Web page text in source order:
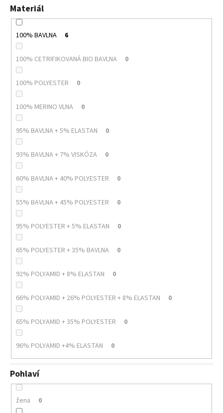
Materiál
100% BAVLNA 6
100% CETRIFIKOVANÁ BIO BAVLNA 0
100% POLYESTER 0
100% MERINO VLNA 0
95% BAVLNA + 5% ELASTAN 0
93% BAVLNA + 7% VISKÓZA 0
60% BAVLNA + 40% POLYESTER 0
55% BAVLNA + 45% POLYESTER 0
95% POLYESTER + 5% ELASTAN 0
65% POLYESTER + 35% BAVLNA 0
92% POLYAMID + 8% ELASTAN 0
66% POLYAMID + 26% POLYESTER + 8% ELASTAN 0
65% POLYAMID + 35% POLYESTER 0
96% POLYAMID +4% ELASTAN 0
Pohlaví
žena 0